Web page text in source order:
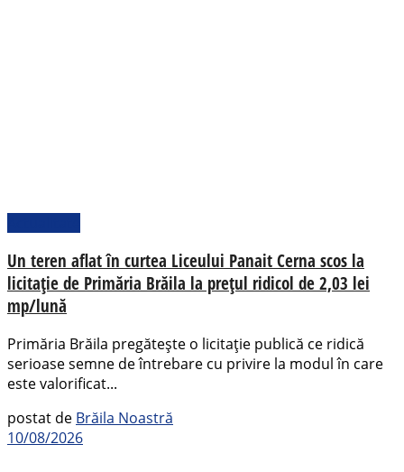
Un teren aflat în curtea Liceului Panait Cerna scos la
licitație de Primăria Brăila la prețul ridicol de 2,03 lei
mp/lună
Primăria Brăila pregătește o licitație publică ce ridică
serioase semne de întrebare cu privire la modul în care
este valorificat...
postat de Brăila Noastră
10/08/2026